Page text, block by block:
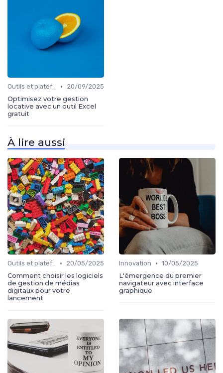
Outils et plateformes •
20/09/2025
Optimisez votre gestion
locative avec un outil Excel
gratuit
À lire aussi
Outils et plateformes •
20/05/2025
Comment choisir les logiciels
de gestion de médias
digitaux pour votre
lancement
Innovation • 10/05/2025
L'émergence du premier
navigateur avec interface
graphique